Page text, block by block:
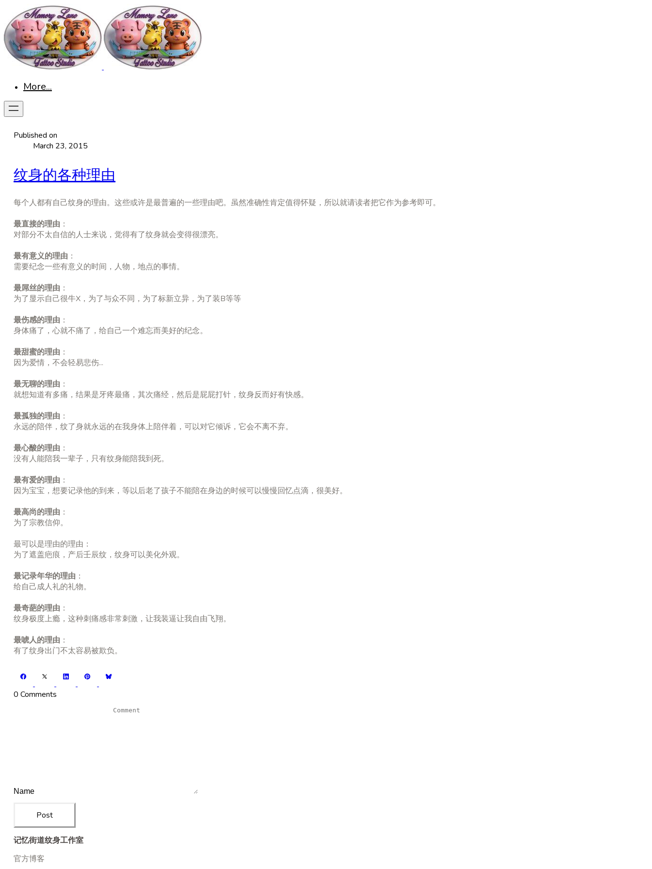
More...
Published on
March 23, 2015
纹身的各种理由
每个人都有自己纹身的理由。这些或许是最普遍的一些理由吧。虽然准确性肯定值得怀疑，所以就请读者把它作为参考即可。
最直接的理由 ：
对部分不太自信的人士来说，觉得有了纹身就会变得很漂亮。
最有意义的理由 ：
需要纪念一些有意义的时间，人物，地点的事情。
最屌丝的理由 ：
为了显示自己很牛X，为了与众不同，为了标新立异，为了装B等等
最伤感的理由 ：
身体痛了，心就不痛了，给自己一个难忘而美好的纪念。
最甜蜜的理由 ：
因为爱情，不会轻易悲伤...
最无聊的理由 ：
就想知道有多痛，结果是牙疼最痛，其次痛经，然后是屁屁打针，纹身反而好有快感。
最孤独的理由 ：
永远的陪伴，纹了身就永远的在我身体上陪伴着，可以对它倾诉，它会不离不弃。
最心酸的理由 ：
没有人能陪我一辈子，只有纹身能陪我到死。
最有爱的理由 ：
因为宝宝，想要记录他的到来，等以后老了孩子不能陪在身边的时候可以慢慢回忆点滴，很美好。
最高尚的理由 ：
为了宗教信仰。
最可以是理由的理由：
为了遮盖疤痕，产后壬辰纹，纹身可以美化外观。
最记录年华的理由 ：
给自己成人礼的礼物。
最奇葩的理由 ：
纹身极度上瘾，这种刺痛感非常刺激，让我装逼让我自由飞翔。
最唬人的理由 ：
有了纹身出门不太容易被欺负。
0 Comments
Post
记忆街道纹身工作室
官方博客